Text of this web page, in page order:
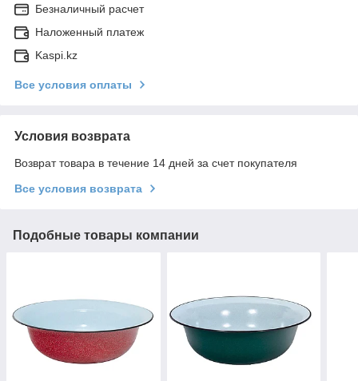
Безналичный расчет
Наложенный платеж
Kaspi.kz
Все условия оплаты
Условия возврата
Возврат товара в течение 14 дней за счет покупателя
Все условия возврата
Подобные товары компании